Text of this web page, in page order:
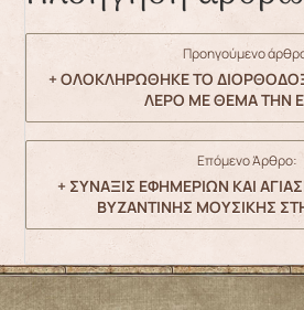
Προηγούμενο
+ ΟΛΟΚΛΗΡΩΘΗΚΕ ΤΟ
ΛΕΡΟ ΜΕ ΘΕΜΑ ΤΗΝ
Επόμενο Άρθρο:
+ ΣΥΝΑΞΙΣ ΕΦΗΜΕΡΙΩΝ ΚΑΙ
ΒΥΖΑΝΤΙΝΗΣ ΜΟΥΣΙΚΗΣ